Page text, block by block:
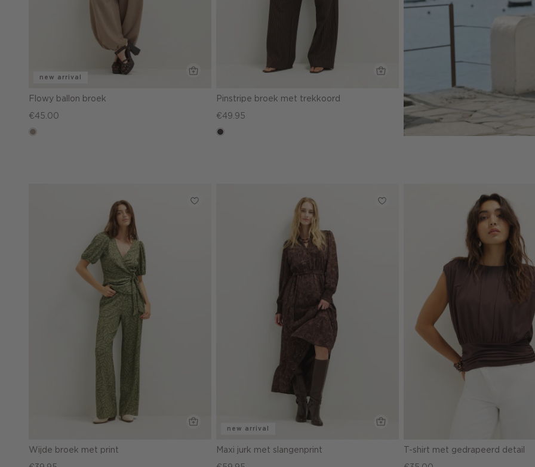
new arrival
Flowy ballon broek
€45.00
taupe,
Pinstripe broek met trekkoord
€49.95
choco
Wijde broek met print
new arrival
Maxi jurk met slangenprint T-shirt met gedrapeerd detail